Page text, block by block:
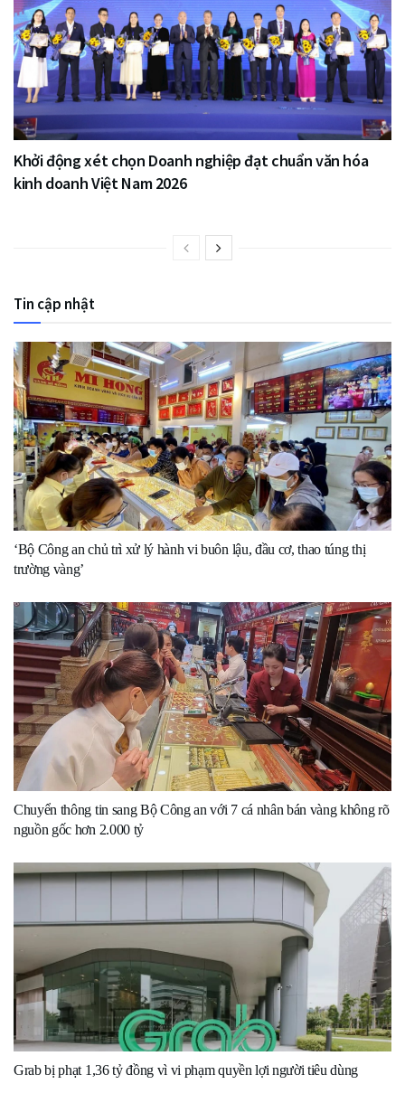
Khởi động xét chọn Doanh nghiệp đạt chuẩn văn hóa
kinh doanh Việt Nam 2026
Tin cập nhật
‘Bộ Công an chủ trì xử lý hành vi buôn lậu, đầu cơ, thao túng thị
trường vàng’
Chuyển thông tin sang Bộ Công an với 7 cá nhân bán vàng không rõ
nguồn gốc hơn 2.000 tỷ
Grab bị phạt 1,36 tỷ đồng vì vi phạm quyền lợi người tiêu dùng